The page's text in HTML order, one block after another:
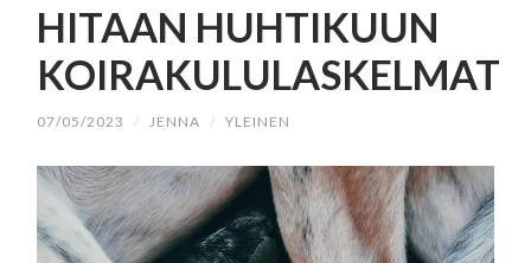
HITAAN HUHTIKUUN
KOIRAKULULASKELMAT
07/05/2023 / JENNA / YLEINEN